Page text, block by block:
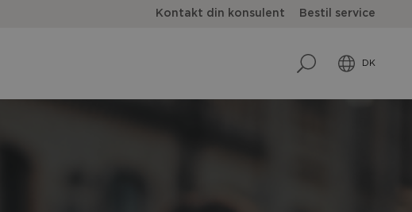
Kontakt din konsulent Bestil service
DK